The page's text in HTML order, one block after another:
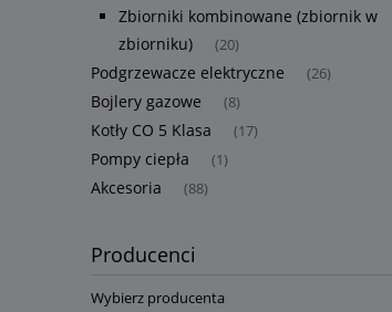
Zbiorniki kombinowane (zbiornik w
zbiorniku)
(20)
Podgrzewacze elektryczne (26)
Bojlery gazowe (8)
Kotły CO 5 Klasa (17)
Pompy ciepła (1)
Akcesoria (88)
Producenci
Wybierz producenta